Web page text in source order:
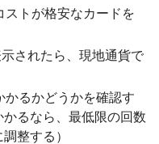
トが格安なカードを
されたら、現地通貨で
るかどうかを確認す
るなら、最低限の回数
整する）